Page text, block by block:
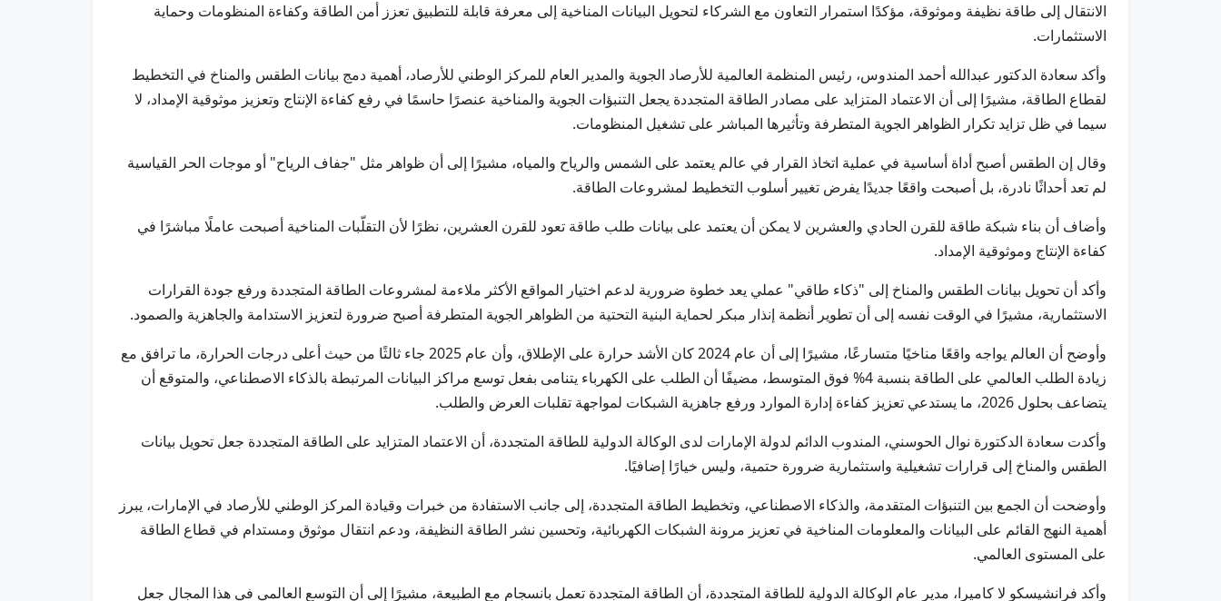
الانتقال إلى طاقة نظيفة وموثوقة، مؤكدًا استمرار التعاون مع الشركاء لتحويل البيانات المناخية إلى معرفة قابلة للتطبيق تعزز أمن الطاقة وكفاءة المنظومات وحماية
الاستثمارات.
وأكد سعادة الدكتور عبدالله أحمد المندوس، رئيس المنظمة العالمية للأرصاد الجوية والمدير العام للمركز الوطني للأرصاد، أهمية دمج بيانات الطقس والمناخ في التخطيط
لقطاع الطاقة، مشيرًا إلى أن الاعتماد المتزايد على مصادر الطاقة المتجددة يجعل التنبؤات الجوية والمناخية عنصرًا حاسمًا في رفع كفاءة الإنتاج وتعزيز موثوقية الإمداد، لا
سيما في ظل تزايد تكرار الظواهر الجوية المتطرفة وتأثيرها المباشر على تشغيل المنظومات.
وقال إن الطقس أصبح أداة أساسية في عملية اتخاذ القرار في عالم يعتمد على الشمس والرياح والمياه، مشيرًا إلى أن ظواهر مثل "جفاف الرياح" أو موجات الحر القياسية
لم تعد أحداثًا نادرة، بل أصبحت واقعًا جديدًا يفرض تغيير أسلوب التخطيط لمشروعات الطاقة.
وأضاف أن بناء شبكة طاقة للقرن الحادي والعشرين لا يمكن أن يعتمد على بيانات طلب طاقة تعود للقرن العشرين، نظرًا لأن التقلّبات المناخية أصبحت عاملًا مباشرًا في
كفاءة الإنتاج وموثوقية الإمداد.
وأكد أن تحويل بيانات الطقس والمناخ إلى "ذكاء طاقي" عملي يعد خطوة ضرورية لدعم اختيار المواقع الأكثر ملاءمة لمشروعات الطاقة المتجددة ورفع جودة القرارات
الاستثمارية، مشيرًا في الوقت نفسه إلى أن تطوير أنظمة إنذار مبكر لحماية البنية التحتية من الظواهر الجوية المتطرفة أصبح ضرورة لتعزيز الاستدامة والجاهزية والصمود.
وأوضح أن العالم يواجه واقعًا مناخيًا متسارعًا، مشيرًا إلى أن عام 2024 كان الأشد حرارة على الإطلاق، وأن عام 2025 جاء ثالثًا من حيث أعلى درجات الحرارة، ما ترافق مع
زيادة الطلب العالمي على الطاقة بنسبة 4% فوق المتوسط، مضيفًا أن الطلب على الكهرباء يتنامى بفعل توسع مراكز البيانات المرتبطة بالذكاء الاصطناعي، والمتوقع أن
يتضاعف بحلول 2026، ما يستدعي تعزيز كفاءة إدارة الموارد ورفع جاهزية الشبكات لمواجهة تقلبات العرض والطلب.
وأكدت سعادة الدكتورة نوال الحوسني، المندوب الدائم لدولة الإمارات لدى الوكالة الدولية للطاقة المتجددة، أن الاعتماد المتزايد على الطاقة المتجددة جعل تحويل بيانات
الطقس والمناخ إلى قرارات تشغيلية واستثمارية ضرورة حتمية، وليس خيارًا إضافيًا.
وأوضحت أن الجمع بين التنبؤات المتقدمة، والذكاء الاصطناعي، وتخطيط الطاقة المتجددة، إلى جانب الاستفادة من خبرات وقيادة المركز الوطني للأرصاد في الإمارات، يبرز
أهمية النهج القائم على البيانات والمعلومات المناخية في تعزيز مرونة الشبكات الكهربائية، وتحسين نشر الطاقة النظيفة، ودعم انتقال موثوق ومستدام في قطاع الطاقة
على المستوى العالمي.
وأكد فرانشيسكو لا كاميرا، مدير عام الوكالة الدولية للطاقة المتجددة، أن الطاقة المتجددة تعمل بانسجام مع الطبيعة، مشيرًا إلى أن التوسع العالمي في هذا المجال جعل